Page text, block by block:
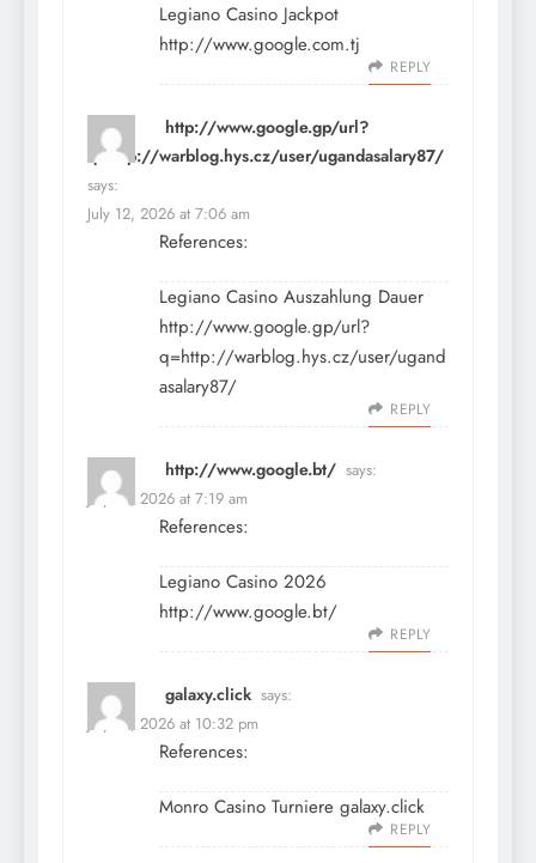
Legiano Casino Jackpot
http://www.google.com.tj
REPLY
http://www.google.gp/url?
q=http://warblog.hys.cz/user/ugandasalary87/
says:
July 12, 2026 at 7:06 am
References:
Legiano Casino Auszahlung Dauer
http://www.google.gp/url?
q=http://warblog.hys.cz/user/ugand
asalary87/
REPLY
http://www.google.bt/ says:
July 12, 2026 at 7:19 am
References:
Legiano Casino 2026
http://www.google.bt/
REPLY
galaxy.click says:
July 12, 2026 at 10:32 pm
References:
Monro Casino Turniere galaxy.click
REPLY